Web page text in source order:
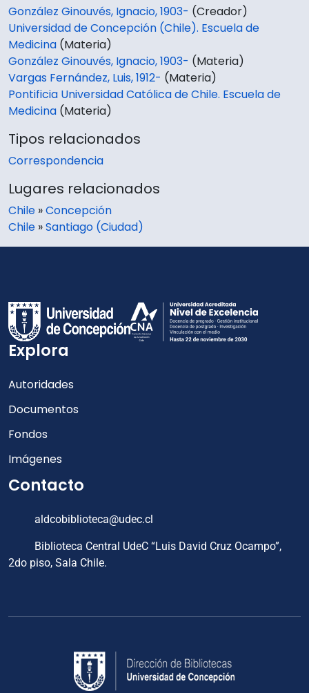
González Ginouvés, Ignacio, 1903- (Creador)
Universidad de Concepción (Chile). Escuela de
Medicina (Materia)
González Ginouvés, Ignacio, 1903- (Materia)
Vargas Fernández, Luis, 1912- (Materia)
Pontificia Universidad Católica de Chile. Escuela de
Medicina (Materia)
Tipos relacionados
Correspondencia
Lugares relacionados
Chile »Concepción
Chile »Santiago (Ciudad)
Explora
Autoridades
Documentos
Fondos
Imágenes
Contacto
aldcobiblioteca@udec.cl
Biblioteca Central UdeC “Luis David Cruz Ocampo”,
2do piso, Sala Chile.